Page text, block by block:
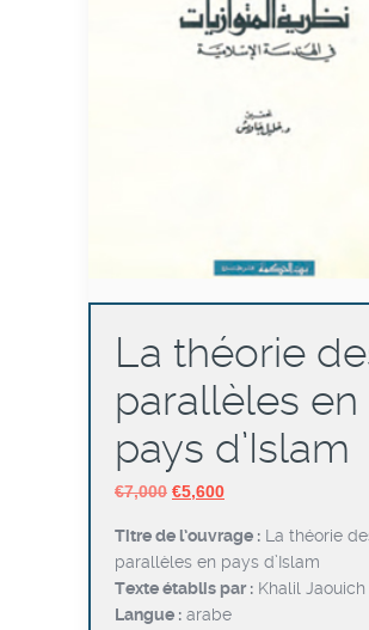
La théorie
parallèles en
pays d’Islam
€7,000 Le
initial
était :
€7,000.
€5,600Le
actuel
est :
€5,600.
Titre de l’ouvrage : La théorie
parallèles en pays d’Islam
Texte établis par : Khalil Jaouich
Langue : arabe